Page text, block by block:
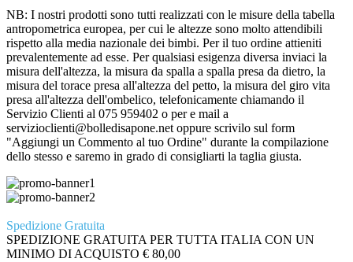
NB: I nostri prodotti sono tutti realizzati con le misure della tabella
antropometrica europea, per cui le altezze sono molto attendibili
rispetto alla media nazionale dei bimbi. Per il tuo ordine attieniti
prevalentemente ad esse. Per qualsiasi esigenza diversa inviaci la
misura dell'altezza, la misura da spalla a spalla presa da dietro, la
misura del torace presa all'altezza del petto, la misura del giro vita
presa all'altezza dell'ombelico, telefonicamente chiamando il
Servizio Clienti al 075 959402 o per e mail a
servizioclienti@bolledisapone.net oppure scrivilo sul form
"Aggiungi un Commento al tuo Ordine" durante la compilazione
dello stesso e saremo in grado di consigliarti la taglia giusta.
Spedizione Gratuita
SPEDIZIONE GRATUITA PER TUTTA ITALIA CON UN
MINIMO DI ACQUISTO € 80,00